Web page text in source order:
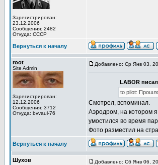
Зарегистрирован:
23.12.2006
Сообщения: 2482
Откуда: СССР
Вернуться к началу
root
Site Admin
Зарегистрирован:
12.12.2006
Сообщения: 3712
Откуда: bvvaul-76
Добавлено: Ср Янв 03,
LABOR
to pilot:
Смотрел, вспоминал.
Аэродром, на котором
умостился во время
Фото разместил на
Вернуться к началу
Шухов Добавлено: Сб Янв 06,